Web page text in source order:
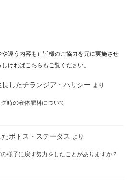
違う内容も）皆様のご協力を元に実施させ
ければこちらもご覧ください。
したチランジア・ハリシー より
時の液体肥料について
ポトス・ステータス より
様子に戻す努力をしたことがありますか？